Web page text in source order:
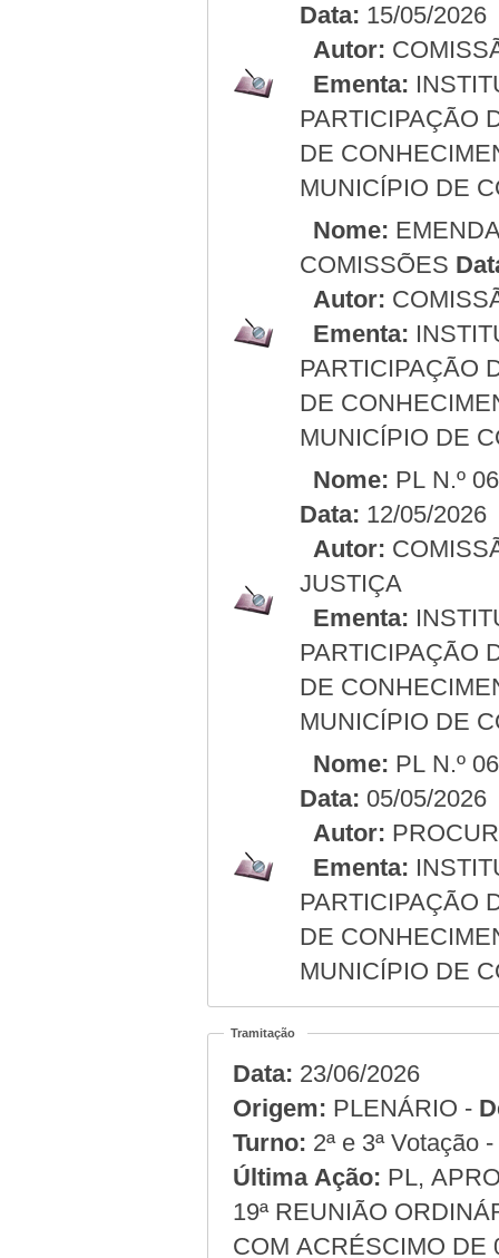
Data: 15/05/2026
Autor:
Ementa:
PARTICIPAÇÃO
DE
MUNICÍPIO DE
Nome:
COMISSÕES
Autor:
Ementa:
PARTICIPAÇÃO
DE
MUNICÍPIO DE
Nome: PL N.º
Data: 12/05/2026
Autor:
JUSTIÇA
Ementa:
PARTICIPAÇÃO
DE
MUNICÍPIO DE
Nome: PL N.º
Data: 05/05/2026
Autor:
Ementa:
PARTICIPAÇÃO
DE
MUNICÍPIO DE
Tramitação
Data: 23/06/2026
Origem:
PLENÁRIO -
Turno:
2ª e 3ª Votação -
Última Ação: PL,
19ª REUNIÃO
COM ACRÉSCIMO DE